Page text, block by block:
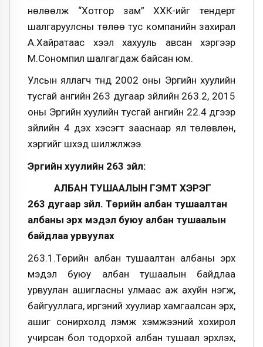
нөлөөлж “Хотгор зам” ХХК-ийг тендерт
шалгаруулсны төлөө тус компанийн захирал
А.Хайратаас хээл хахууль авсан хэргээр
М.Сономпил шалгагдаж байсан юм.
Улсын яллагч түүнд 2002 оны Эрүүгийн хуулийн
тусгай ангийн 263 дугаар зүйлийн 263.2, 2015
оны Эрүүгийн хуулийн тусгай ангийн 22.4 дүгээр
зүйлийн 4 дэх хэсэгт зааснаар ял төлөвлөн,
хэргийг шүүхэд шилжүүлжээ.
Эрүүгийн хуулийн 263 зүйл:
АЛБАН ТУШААЛЫН ГЭМТ ХЭРЭГ
263 дугаар зүйл. Төрийн албан тушаалтан
албаны эрх мэдэл буюу албан тушаалын
байдлаа урвуулах
263.1.Төрийн албан тушаалтан албаны эрх
мэдэл буюу албан тушаалын байдлаа
урвуулан ашигласны улмаас аж ахуйн нэгж,
байгууллага, иргэний хуулиар хамгаалсан эрх,
ашиг сонирхолд үлэмж хэмжээний хохирол
учирсан бол тодорхой албан тушаал эрхлэх,